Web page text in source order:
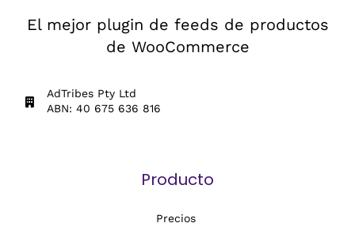
El mejor plugin de feeds de productos
de WooCommerce
AdTribes Pty Ltd
ABN: 40 675 636 816
Producto
Precios